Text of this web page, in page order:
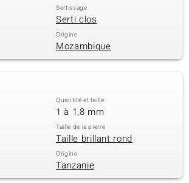
Sertissage
Serti clos
Origine
Mozambique
Quantité et taille
1 à 1,8 mm
Taille de la pierre
Taille brillant rond
Origine
Tanzanie